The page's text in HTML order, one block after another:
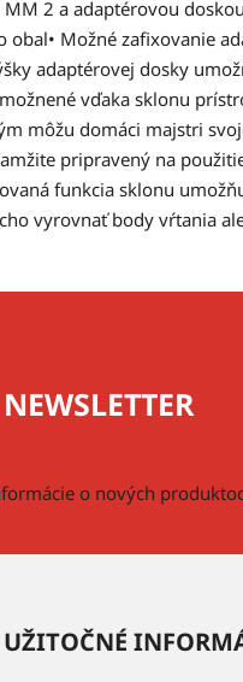
2 a adaptérovou
obal• Možné zafixovanie
adaptérovej dosky
vďaka sklonu
môžu domáci majstri
pripravený na
funkcia sklonu
vyrovnať body vŕtania
o nových
UŽITOČNÉ